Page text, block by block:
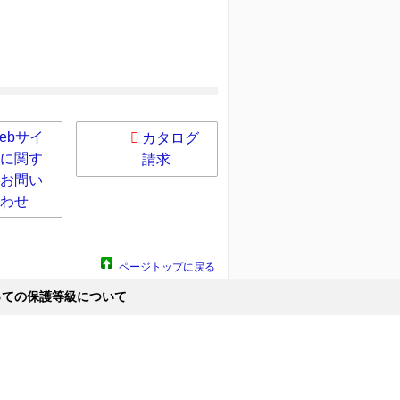
サイ
関す
問い
せ
カタログ
請求
ページトップに戻る
の保護等級について